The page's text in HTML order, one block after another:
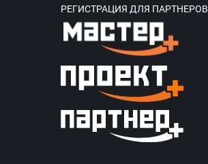
РЕГИСТРАЦИЯ ДЛЯ ПАРТНЕРОВ